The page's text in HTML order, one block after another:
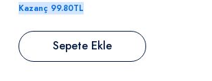
Kazanç 99.80TL
Sepete Ekle